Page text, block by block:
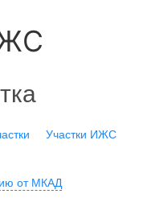
Участки ИЖС
от МКАД